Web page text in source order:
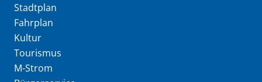
Stadtplan
Fahrplan
Kultur
Tourismus
M-Strom